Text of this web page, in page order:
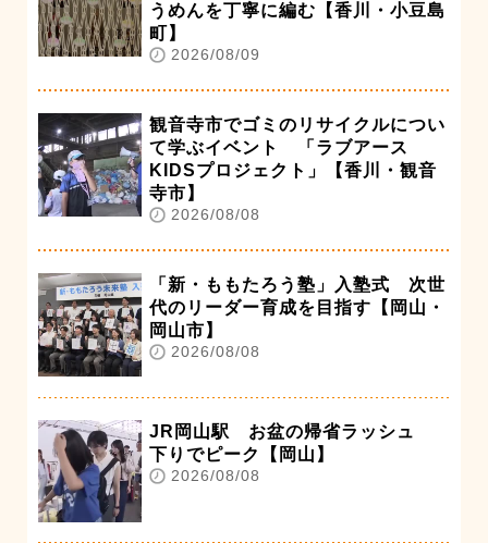
うめんを丁寧に編む【香川・小豆島
町】
2026/08/09
観音寺市でゴミのリサイクルについ
て学ぶイベント 「ラブアース
KIDSプロジェクト」【香川・観音
寺市】
2026/08/08
「新・ももたろう塾」入塾式 次世
代のリーダー育成を目指す【岡山・
岡山市】
2026/08/08
JR岡山駅 お盆の帰省ラッシュ
下りでピーク【岡山】
2026/08/08